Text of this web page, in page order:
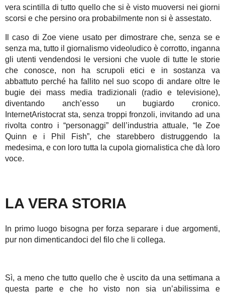
vera scintilla di tutto quello che si è visto muoversi nei giorni
scorsi e che persino ora probabilmente non si è assestato.
Il caso di Zoe viene usato per dimostrare che, senza se e
senza ma, tutto il giornalismo videoludico è corrotto, inganna
gli utenti vendendosi le versioni che vuole di tutte le storie
che conosce, non ha scrupoli etici e in sostanza va
abbattuto perché ha fallito nel suo scopo di andare oltre le
bugie dei mass media tradizionali (radio e televisione),
diventando anch’esso un bugiardo cronico.
InternetAristocrat sta, senza troppi fronzoli, invitando ad una
rivolta contro i “personaggi” dell’industria attuale, “le Zoe
Quinn e i Phil Fish”, che starebbero distruggendo la
medesima, e con loro tutta la cupola giornalistica che dà loro
voce.
LA VERA STORIA
In primo luogo bisogna per forza separare i due argomenti,
pur non dimenticandoci del filo che li collega.
Sì, a meno che tutto quello che è uscito da una settimana a
questa parte e che ho visto non sia un’abilissima e